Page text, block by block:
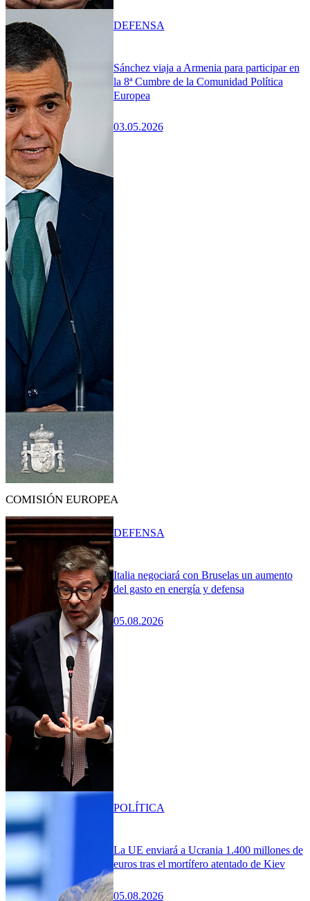
Sánchez viaja a Armenia para participar en
la 8ª Cumbre de la Comunidad Política
Europea
03.05.2026
DEFENSA
COMISIÓN EUROPEA
Italia negociará con Bruselas un aumento
del gasto en energía y defensa
05.08.2026
DEFENSA
La UE enviará a Ucrania 1.400 millones de
euros tras el mortífero atentado de Kiev
05.08.2026
POLÍTICA